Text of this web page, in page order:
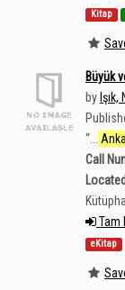
Kitap
Büyük
by Işık,
“
Call
Tam
eKitap